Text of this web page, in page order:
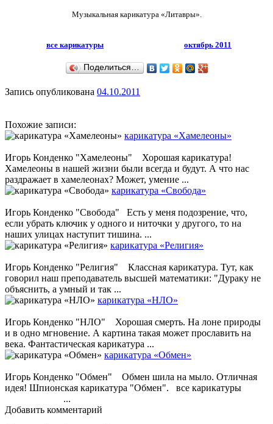
Музыкальная карикатура «Литавры».
все карикатуры октябрь 2011
Поделиться…
Запись опубликована 04.10.2011
Похожие записи:
карикатура «Хамелеоны»
Игорь Конденко "Хамелеоны" Хорошая карикатура!
Хамелеоны в нашей жизни были всегда и будут. А что нас
раздражает в хамелеонах? Может, умение ...
карикатура «Свобода»
Игорь Конденко "Свобода" Есть у меня подозрение, что,
если убрать ключик у одного и ниточки у другого, то на
наших улицах наступит тишина. ...
карикатура «Религия»
Игорь Конденко "Религия" Классная карикатура. Тут, как
говорил наш преподаватель высшей математики: "Дураку не
объяснить, а умный и так ...
карикатура «НЛО»
Игорь Конденко "НЛО" Хорошая смерть. На лоне природы
и в одно мгновение. А картина такая может прославить на
века. Фантастическая карикатура ...
карикатура «Обмен»
Игорь Конденко "Обмен" Обмен шила на мыло. Отличная
идея! Шпионская карикатура "Обмен". все карикатуры
...
Добавить комментарий